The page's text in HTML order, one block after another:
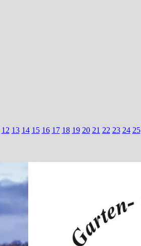
12 13 14 15 16 17 18 19 20 21 22 23 24 25